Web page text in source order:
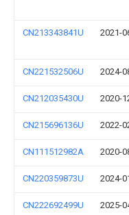
CN213343841U 2021-
CN221532506U 2024-
CN212035430U 2020-
CN215696136U 2022-
CN111512982A 2020-
CN220359873U 2024-
CN222692499U 2025-